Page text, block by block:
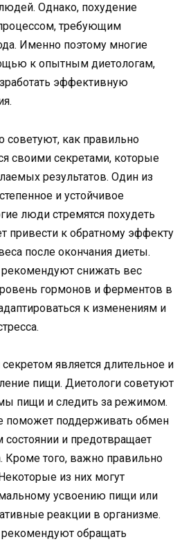
Однако, похудение
требующим
Именно поэтому многие
к опытным диетологам,
эффективную
советуют, как правильно
своими секретами, которые
результатов. Один из
и устойчивое
люди стремятся похудеть
привести к обратному эффекту
после окончания диеты.
снижать вес
гормонов и ферментов в
к изменениям и
является длительное и
пищи. Диетологи советуют
пищи и следить за режимом.
поможет поддерживать обмен
и предотвращает
Кроме того, важно правильно
из них могут
усвоению пищи или
реакции в организме.
обращать